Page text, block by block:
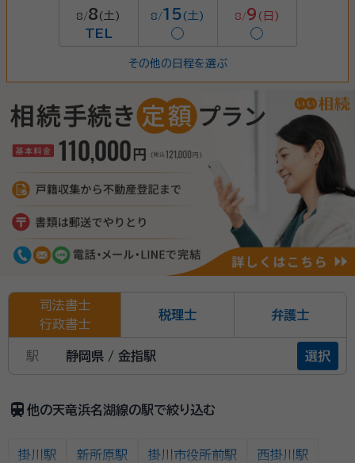
8/8 (土)
TEL
8/15(土)
◯
8/9 (日)
◯
その他の日程を選ぶ
司法書士
行政書士
税理士 弁護士
駅 静岡県 / 金指駅 選択
train 他の天竜浜名湖線の駅で絞り込む
掛川駅 新所原駅 掛川市役所前駅 西掛川駅